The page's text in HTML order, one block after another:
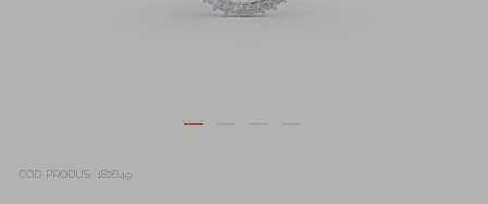
COD PRODUS 182649